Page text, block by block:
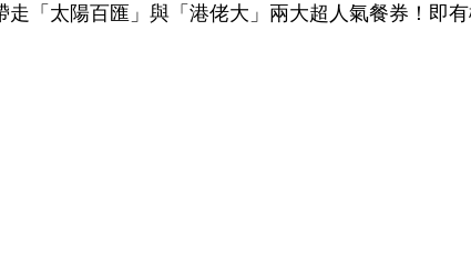
走「太陽百匯」與「港佬大」兩大超人氣餐券！即